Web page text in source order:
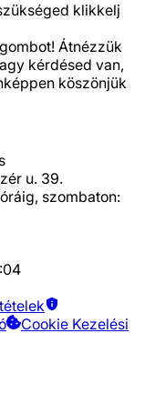
klikkelj
Átnézzük
kérdésed van,
köszönjük
u. 39.
szombaton:
Cookie Kezelési